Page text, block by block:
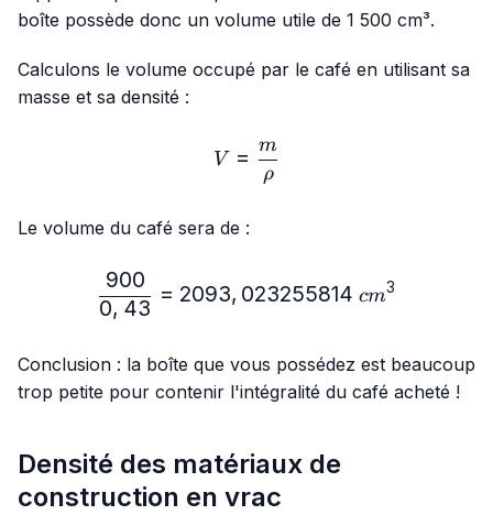
boîte possède donc un volume utile de 1 500 cm³.
Calculons le volume occupé par le café en utilisant sa
masse et sa densité :
V=\frac{m}{ρ}
V =
ρ
m
Le volume du café sera de :
\frac{900}{0,43}=
0, 43
900
= 2093, 023255814 cm3
Conclusion : la boîte que vous possédez est beaucoup
trop petite pour contenir l'intégralité du café acheté !
Densité des matériaux de
construction en vrac